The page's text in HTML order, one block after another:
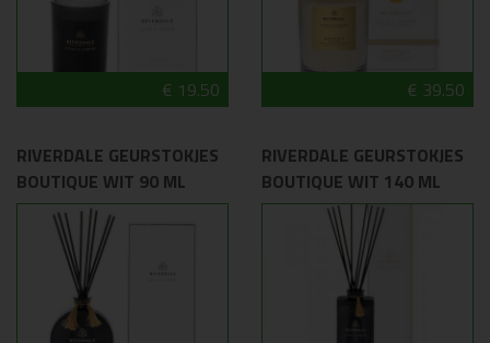
€ 19.50 € 39.50
RIVERDALE GEURSTOKJES
BOUTIQUE WIT 90 ML
RIVERDALE GEURSTOKJES
BOUTIQUE WIT 140 ML